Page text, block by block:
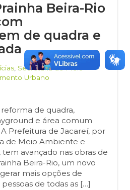
Beira-Rio
de quadra e
Secretaria de Meio
Urbano
de quadra,
e área comum
Prefeitura de Jacareí, por
de Meio Ambiente e
avançado nas obras de
Beira-Rio, um novo
mais opções de
de todas as […]